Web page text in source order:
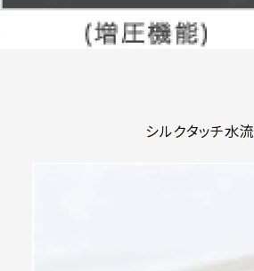
シルクタッチ水流